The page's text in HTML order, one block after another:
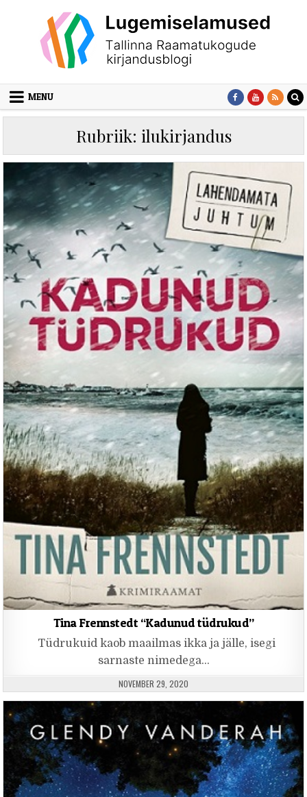
MENU
Rubriik: ilukirjandus
Tina Frennstedt “Kadunud tüdrukud”
Tüdrukuid kaob maailmas ikka ja jälle, isegi
sarnaste nimedega…
PUBLISHED DATE:
NOVEMBER 29, 2020